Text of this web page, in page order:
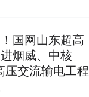
国网山东超高
烟威、中核
压交流输电工程